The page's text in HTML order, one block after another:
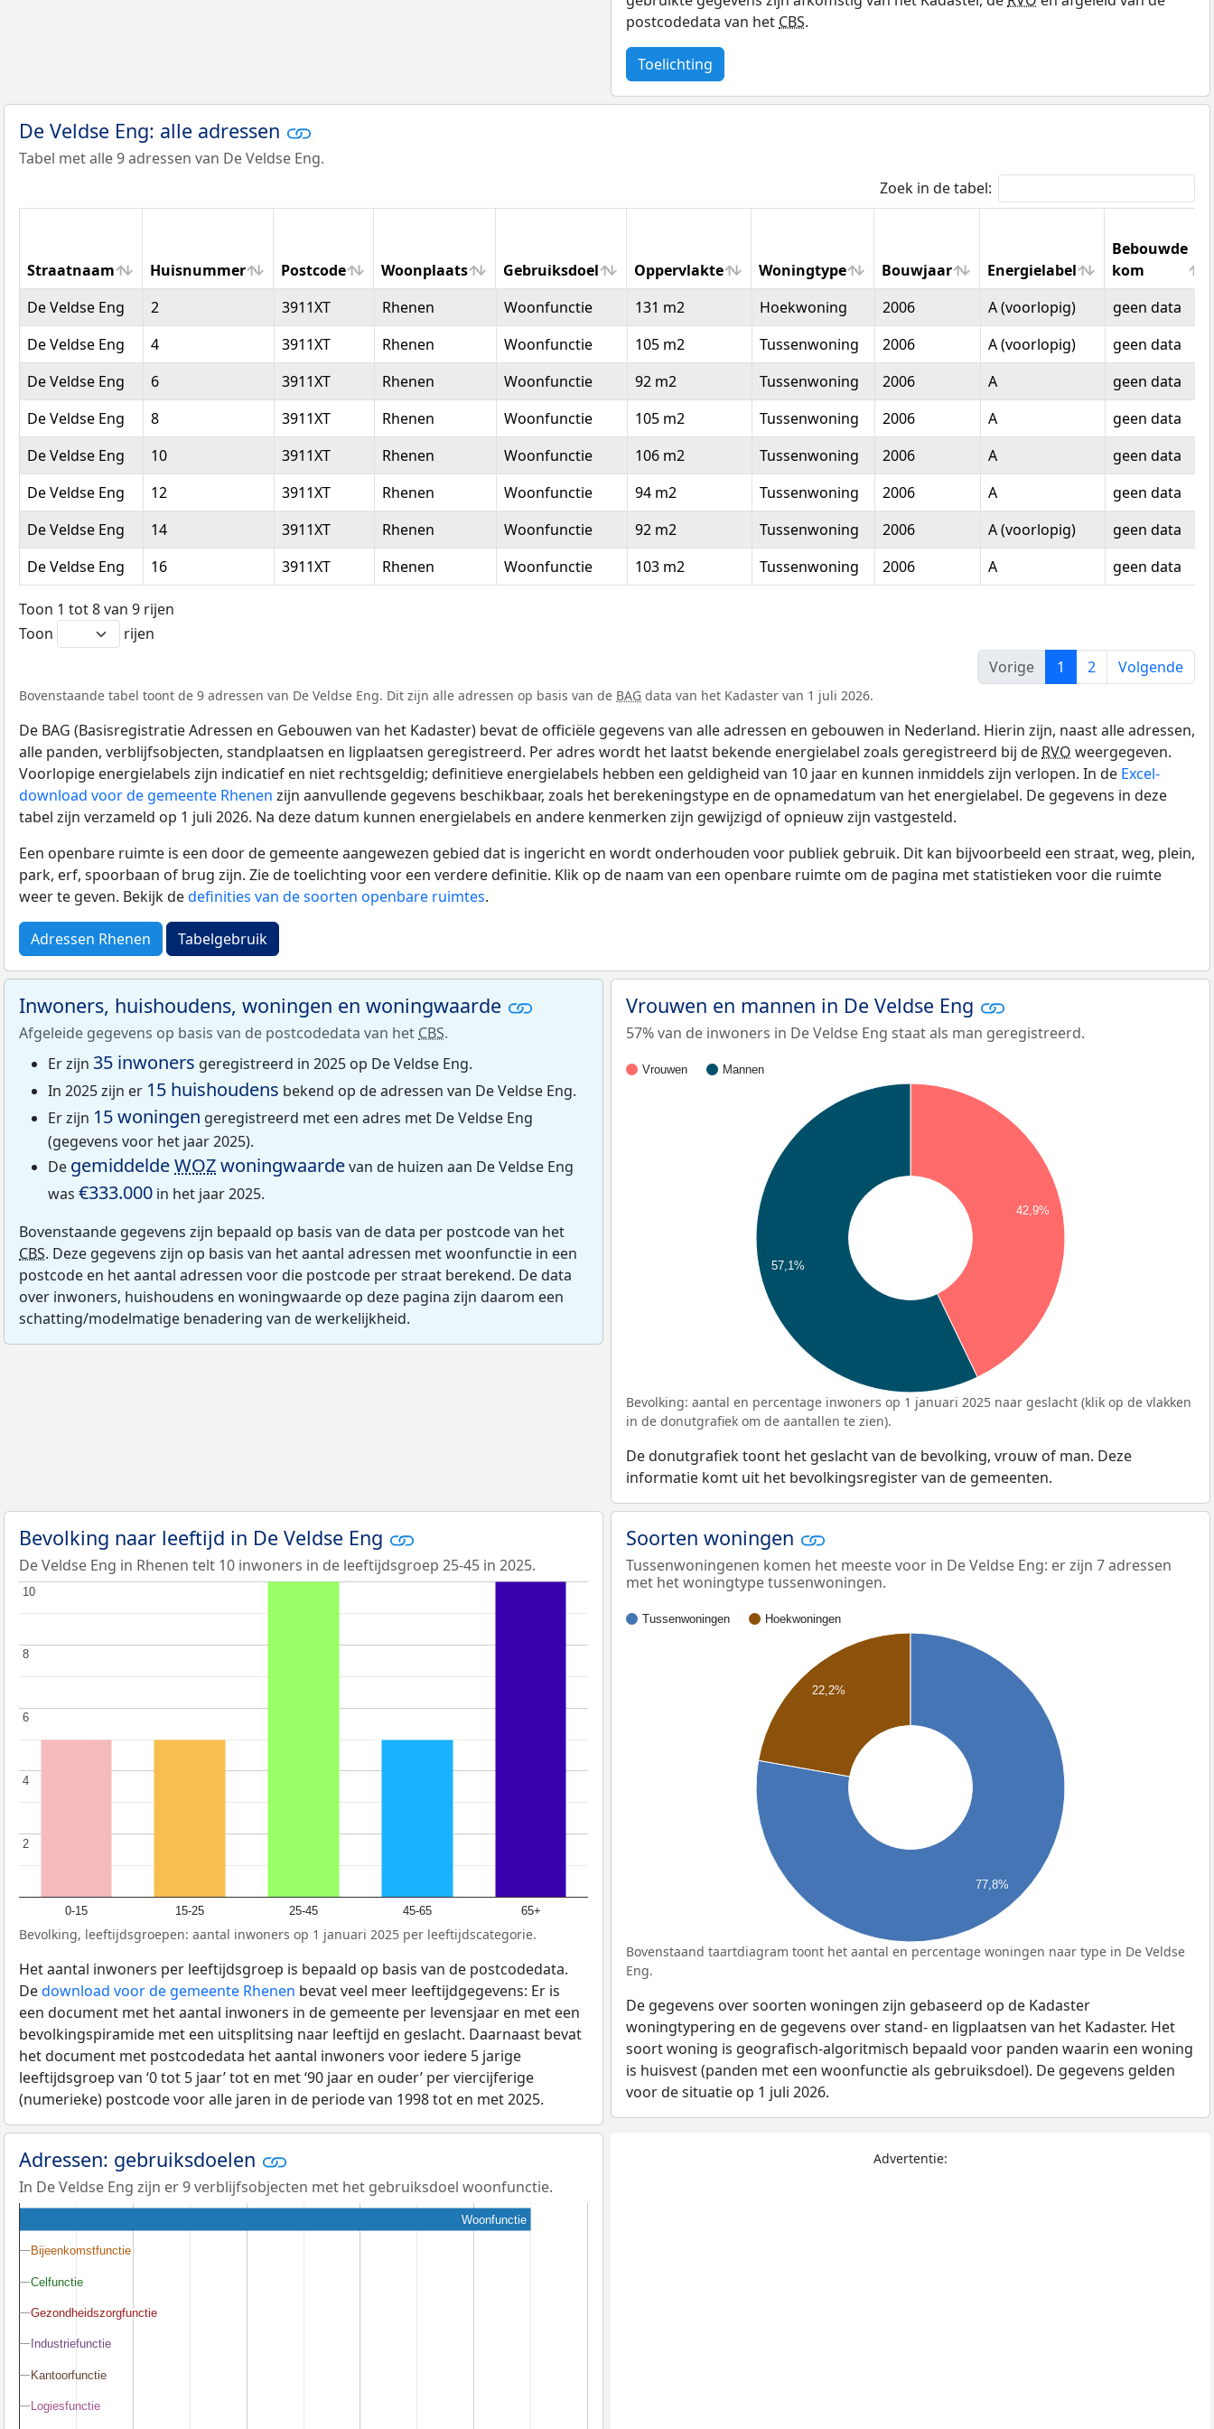
postcodedata van het CBS.
Toelichting
De Veldse Eng: alle adressen
Tabel met alle 9 adressen van De Veldse Eng.
Zoek in de tabel:
Straatnaam Huisnummer Postcode Woonplaats Gebruiksdoel Oppervlakte Woningtype Bouwjaar Energielabel
Bebouwde
kom
Straatnaam
Huisnummer Postcode Woonplaats Gebruiksdoel Oppervlakte Woningtype Bouwjaar Energielabel
Bebouwde
kom
De Veldse Eng 2 3911XT Rhenen Woonfunctie 131 m2 Hoekwoning 2006 A (voorlopig)
geen data
De Veldse Eng
4 3911XT Rhenen Woonfunctie 105 m2 Tussenwoning 2006 A (voorlopig)
geen data
De Veldse Eng
6 3911XT Rhenen Woonfunctie 92 m2 Tussenwoning 2006 A
geen data
De Veldse Eng
8 3911XT Rhenen Woonfunctie 105 m2 Tussenwoning 2006 A
geen data
De Veldse Eng
10 3911XT Rhenen Woonfunctie 106 m2 Tussenwoning 2006 A
geen data
De Veldse Eng
12 3911XT Rhenen Woonfunctie 94 m2 Tussenwoning 2006 A
geen data
De Veldse Eng
14 3911XT Rhenen Woonfunctie 92 m2 Tussenwoning 2006 A (voorlopig)
geen data
De Veldse Eng
16 3911XT Rhenen Woonfunctie 103 m2 Tussenwoning 2006 A geen data
Toon 1 tot 8 van 9 rijen
Toon
rijen
Vorige
1 2 Volgende
Bovenstaande tabel toont de 9 adressen van De Veldse Eng. Dit zijn alle adressen op basis van de BAG data van het Kadaster van 1 juli 2026.
De BAG (Basisregistratie Adressen en Gebouwen van het Kadaster) bevat de officiële gegevens van alle adressen en gebouwen in Nederland. Hierin zijn, naast alle adressen,
alle panden, verblijfsobjecten, standplaatsen en ligplaatsen geregistreerd. Per adres wordt het laatst bekende energielabel zoals geregistreerd bij de RVO weergegeven.
Voorlopige energielabels zijn indicatief en niet rechtsgeldig; definitieve energielabels hebben een geldigheid van 10 jaar en kunnen inmiddels zijn verlopen. In de Excel-
download voor de gemeente Rhenen zijn aanvullende gegevens beschikbaar, zoals het berekeningstype en de opnamedatum van het energielabel. De gegevens in deze
tabel zijn verzameld op 1 juli 2026. Na deze datum kunnen energielabels en andere kenmerken zijn gewijzigd of opnieuw zijn vastgesteld.
Een openbare ruimte is een door de gemeente aangewezen gebied dat is ingericht en wordt onderhouden voor publiek gebruik. Dit kan bijvoorbeeld een straat, weg, plein,
park, erf, spoorbaan of brug zijn. Zie de toelichting voor een verdere definitie. Klik op de naam van een openbare ruimte om de pagina met statistieken voor die ruimte
weer te geven. Bekijk dedefinities van de soorten openbare ruimtes.
Adressen Rhenen Tabelgebruik
Inwoners, huishoudens, woningen en woningwaarde
Afgeleide gegevens op basis van de postcodedata van het CBS.
Er zijn 35 inwoners geregistreerd in 2025 op De Veldse Eng.
In 2025 zijn er 15 huishoudens bekend op de adressen van De Veldse Eng.
Er zijn 15 woningen geregistreerd met een adres met De Veldse Eng
(gegevens voor het jaar 2025).
De gemiddeldeWOZwoningwaardevan de huizen aan De Veldse Eng
was €333.000 in het jaar 2025.
Bovenstaande gegevens zijn bepaald op basis van de data per postcode van het
CBS. Deze gegevens zijn op basis van het aantal adressen met woonfunctie in een
postcode en het aantal adressen voor die postcode per straat berekend. De data
over inwoners, huishoudens en woningwaarde op deze pagina zijn daarom een
schatting/modelmatige benadering van de werkelijkheid.
Vrouwen en mannen in De Veldse Eng
57% van de inwoners in De Veldse Eng staat als man geregistreerd.
Vrouwen Mannen
42,9%
57,1%
Bevolking: aantal en percentage inwoners op 1 januari 2025 naar geslacht (klik op de vlakken
in de donutgrafiek om de aantallen te zien).
De donutgrafiek toont het geslacht van de bevolking, vrouw of man. Deze
informatie komt uit het bevolkingsregister van de gemeenten.
Bevolking naar leeftijd in De Veldse Eng
De Veldse Eng in Rhenen telt 10 inwoners in de leeftijdsgroep 25-45 in 2025.
0-15 15-25 25-45 45-65 65+
2
2
4
4
6
6
8
8
10
10
Bevolking, leeftijdsgroepen: aantal inwoners op 1 januari 2025 per leeftijdscategorie.
Het aantal inwoners per leeftijdsgroep is bepaald op basis van de postcodedata.
Dedownload voor de gemeente Rhenen bevat veel meer leeftijdgegevens: Er is
een document met het aantal inwoners in de gemeente per levensjaar en met een
bevolkingspiramide met een uitsplitsing naar leeftijd en geslacht. Daarnaast bevat
het document met postcodedata het aantal inwoners voor iedere 5 jarige
leeftijdsgroep van ‘0 tot 5 jaar’ tot en met ‘90 jaar en ouder’ per viercijferige
(numerieke) postcode voor alle jaren in de periode van 1998 tot en met 2025.
Soorten woningen
Tussenwoningenen komen het meeste voor in De Veldse Eng: er zijn 7 adressen
met het woningtype tussenwoningen.
Tussenwoningen Hoekwoningen
22,2%
77,8%
Bovenstaand taartdiagram toont het aantal en percentage woningen naar type in De Veldse
Eng.
De gegevens over soorten woningen zijn gebaseerd op de Kadaster
woningtypering en de gegevens over stand- en ligplaatsen van het Kadaster. Het
soort woning is geografisch-algoritmisch bepaald voor panden waarin een woning
is huisvest (panden met een woonfunctie als gebruiksdoel). De gegevens gelden
voor de situatie op 1 juli 2026.
Adressen: gebruiksdoelen
In De Veldse Eng zijn er 9 verblijfsobjecten met het gebruiksdoel woonfunctie.
Woonfunctie
Bijeenkomstfunctie
Bijeenkomstfunctie
Celfunctie
Celfunctie
Gezondheidszorgfunctie
Gezondheidszorgfunctie
Industriefunctie
Industriefunctie
Kantoorfunctie
Kantoorfunctie
Logiesfunctie
Logiesfunctie
Advertentie: